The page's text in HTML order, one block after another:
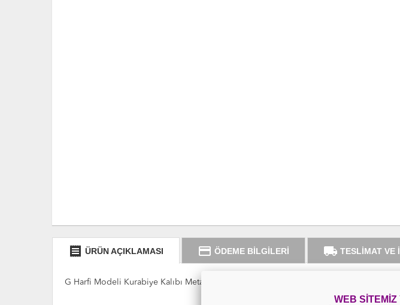
receipt ÜRÜN AÇIKLAMASI credit_card ÖDEME BİLGİLERİ local_shipping TESLİMAT VE
G Harfi Modeli Kurabiye Kalıbı Metal Kopat Kurabiyelerinize şekiller vermek için
WEB SİTEMİZ